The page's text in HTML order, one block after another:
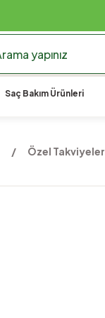
Saç Bakım Ürünleri
Özel Takviyeler